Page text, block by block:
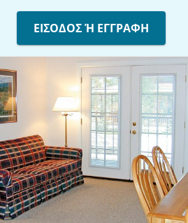
ΕΙΣΟΔΟΣ Ή ΕΓΓΡΑΦΗ